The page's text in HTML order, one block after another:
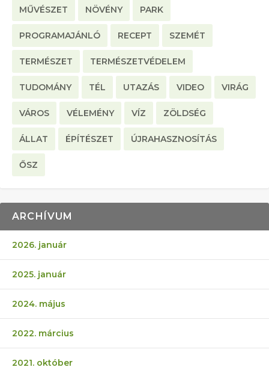
MŰVÉSZET NÖVÉNY PARK
PROGRAMAJÁNLÓ RECEPT SZEMÉT
TERMÉSZET TERMÉSZETVÉDELEM
TUDOMÁNY TÉL UTAZÁS VIDEO VIRÁG
VÁROS VÉLEMÉNY VÍZ ZÖLDSÉG
ÁLLAT ÉPÍTÉSZET ÚJRAHASZNOSÍTÁS
ŐSZ
ARCHÍVUM
2026. január
2025. január
2024. május
2022. március
2021. október